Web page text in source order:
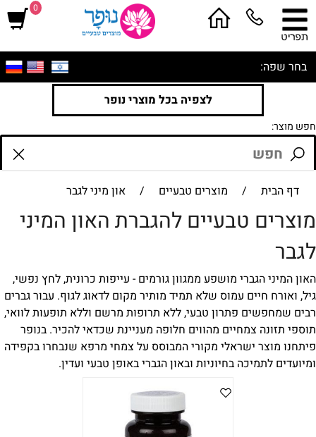
בחר שפה:
לצפיה בכל מוצרי נופר
חפש מוצר:
0
דף הבית / מוצרים טבעיים / און מיני לגבר
מוצרים טבעיים להגברת האון המיני
לגבר
האון המיני הגברי מושפע ממגוון גורמים - עייפות כרונית, לחץ נפשי,
גיל, ואורח חיים עמוס שלא תמיד מותיר מקום לדאוג לגוף. עבור גברים
רבים שמחפשים פתרון טבעי, ללא תרופות מרשם וללא תופעות לוואי,
תוספי תזונה צמחיים מהווים חלופה מעניינת שכדאי להכיר. בנופר
פיתחנו מוצר ישראלי מקורי המבוסס על צמחי מרפא שנבחרו בקפידה
ומיועדים לתמיכה בחיוניות ובאון הגברי באופן טבעי ועדין.